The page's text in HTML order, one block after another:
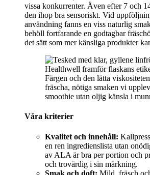
vissa konkurrenter. Även efter 7 och
den ihop bra sensoriskt. Vid
användning fanns en viss naturlig
behöll fortfarande en godtagbar
det sätt som mer känsliga produkter
Färgen och den lätta
fräscha, nötiga smaken vi
smoothie utan oljig känsla i
Våra kriterier
Kvalitet och innehåll:
en ren ingredienslista utan
av ALA är bra per portion och
och trovärdig i sin märkning.
Smak och doft: Mild, fräsch